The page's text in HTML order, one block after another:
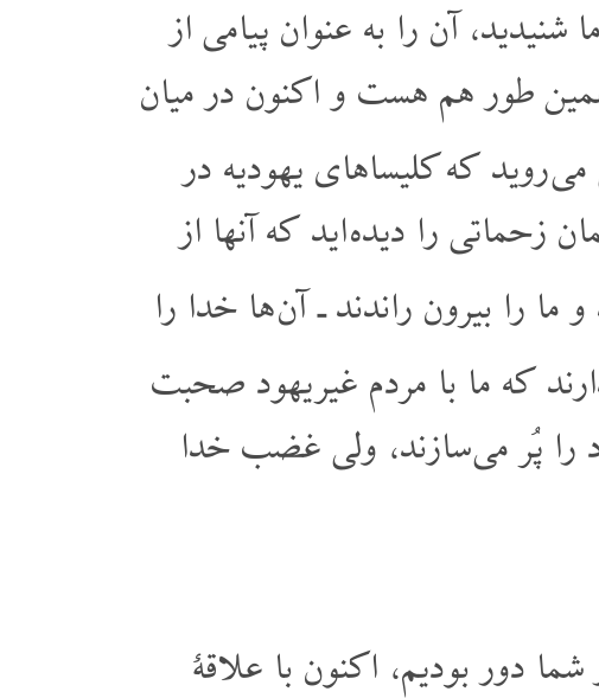
آن را به عنوان پیامی از
طور هم هست و اکنون در میان
روید که کلیساهای یهودیه در
زحماتی را دیده اید که آنها از
را بیرون راندند ـ آن ها خدا را
که ما با مردم غیر یهود صحبت
را پُر می سازند، ولی غضب خدا
دور بودیم، اکنون با علاقۀ